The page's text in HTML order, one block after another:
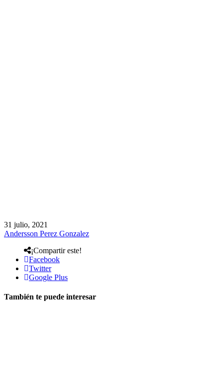
31 julio, 2021
Andersson Perez Gonzalez
¡Compartir este!
Facebook
Twitter
Google Plus
También te puede interesar